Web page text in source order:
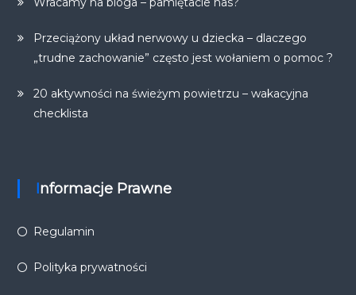
Przeciążony układ nerwowy u dziecka – dlaczego
„trudne zachowanie” często jest wołaniem o pomoc ?
20 aktywności na świeżym powietrzu – wakacyjna
checklista
Informacje Prawne
Regulamin
Polityka prywatności